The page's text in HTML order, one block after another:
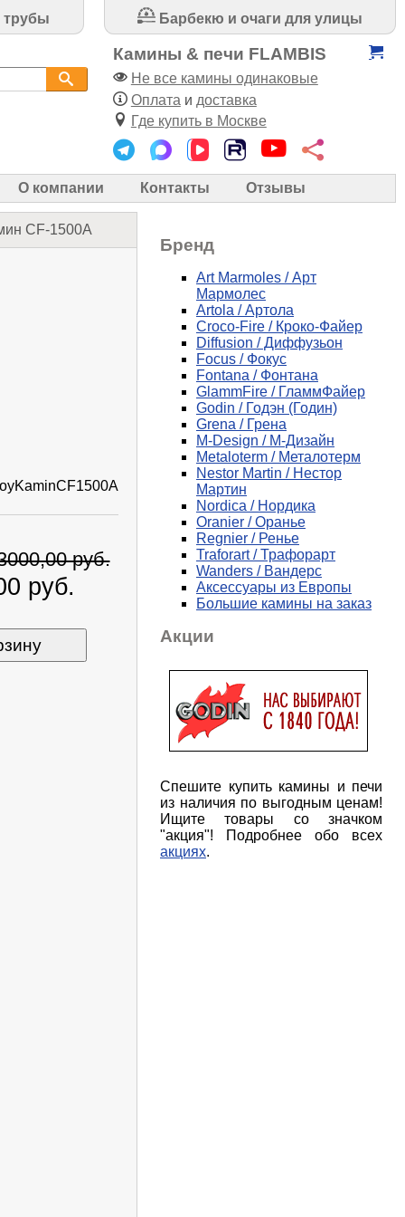
Барбекю и очаги для улицы
Камины & печи FLAMBIS
Не все камины одинаковые
Оплата и доставка
Где купить в Москве
О компании Контакты Отзывы
CF-1500A
руб.
руб.
Бренд
Art Marmoles / Арт
Мармолес
Artola / Артола
Croco-Fire / Кроко-Файер
Diffusion / Диффузьон
Focus / Фокус
Fontana / Фонтана
GlammFire / ГламмФайер
Godin / Годэн (Годин)
Grena / Грена
M-Design / М-Дизайн
Metaloterm / Металотерм
Nestor Martin / Нестор
Мартин
Nordica / Нордика
Oranier / Оранье
Regnier / Ренье
Traforart / Трафорарт
Wanders / Вандерс
Аксессуары из Европы
Большие камины на заказ
Акции
Спешите купить камины и печи
из наличия по выгодным ценам!
Ищите товары со значком
"акция"! Подробнее обо всех
акциях.